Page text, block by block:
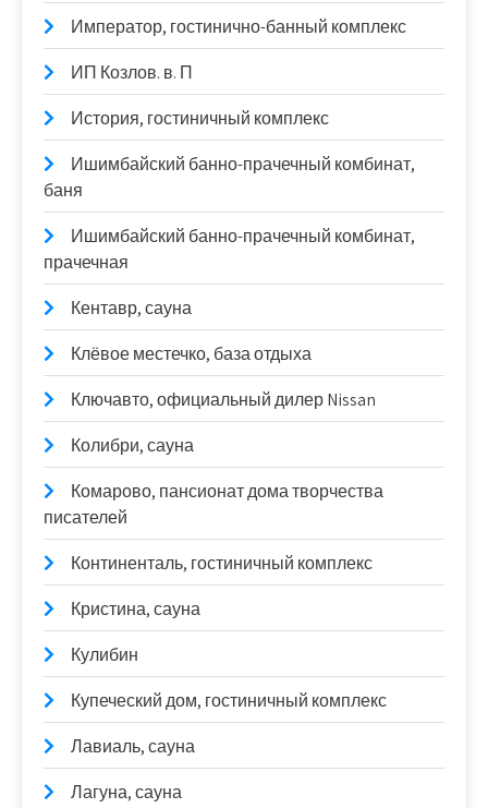
Император, гостинично-банный комплекс
ИП Козлов. в. П
История, гостиничный комплекс
Ишимбайский банно-прачечный комбинат,
баня
Ишимбайский банно-прачечный комбинат,
прачечная
Кентавр, сауна
Клёвое местечко, база отдыха
Ключавто, официальный дилер Nissan
Колибри, сауна
Комарово, пансионат дома творчества
писателей
Континенталь, гостиничный комплекс
Кристина, сауна
Кулибин
Купеческий дом, гостиничный комплекс
Лавиаль, сауна
Лагуна, сауна